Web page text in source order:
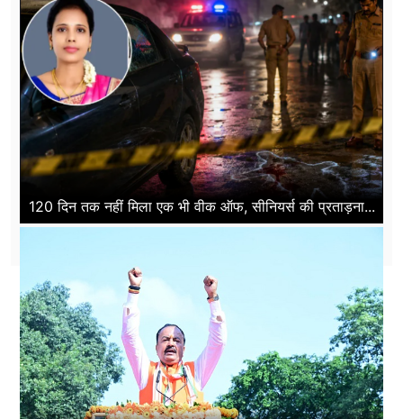
120 दिन तक नहीं मिला एक भी वीक ऑफ, सीनियर्स की प्रताड़ना...